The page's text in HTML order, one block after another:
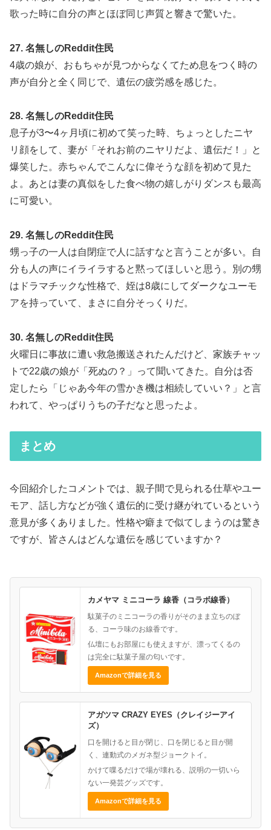
歌った時に自分の声とほぼ同じ声質と響きで驚いた。
27. 名無しのReddit住民
4歳の娘が、おもちゃが見つからなくてため息をつく時の
声が自分と全く同じで、遺伝の疲労感を感じた。
28. 名無しのReddit住民
息子が3〜4ヶ月頃に初めて笑った時、ちょっとしたニヤ
リ顔をして、妻が「それお前のニヤリだよ、遺伝だ！」と
爆笑した。赤ちゃんでこんなに偉そうな顔を初めて見た
よ。あとは妻の真似をした食べ物の嬉しがりダンスも最高
に可愛い。
29. 名無しのReddit住民
甥っ子の一人は自閉症で人に話すなと言うことが多い。自
分も人の声にイライラすると黙ってほしいと思う。別の甥
はドラマチックな性格で、姪は8歳にしてダークなユーモ
アを持っていて、まさに自分そっくりだ。
30. 名無しのReddit住民
火曜日に事故に遭い救急搬送されたんだけど、家族チャッ
トで22歳の娘が「死ぬの？」って聞いてきた。自分は否
定したら「じゃあ今年の雪かき機は相続していい？」と言
われて、やっぱりうちの子だなと思ったよ。
まとめ
今回紹介したコメントでは、親子間で見られる仕草やユー
モア、話し方などが強く遺伝的に受け継がれているという
意見が多くありました。性格や癖まで似てしまうのは驚き
ですが、皆さんはどんな遺伝を感じていますか？
カメヤマ ミニコーラ 線香（コラボ線香）
駄菓子のミニコーラの香りがそのまま立ちのぼ
る、コーラ味のお線香です。
仏壇にもお部屋にも使えますが、漂ってくるの
は完全に駄菓子屋の匂いです。
Amazonで詳細を見る
アガツマ CRAZY EYES（クレイジーアイ
ズ）
口を開けると目が閉じ、口を閉じると目が開
く、連動式のメガネ型ジョークトイ。
かけて喋るだけで場が壊れる、説明の一切いら
ない一発芸グッズです。
Amazonで詳細を見る